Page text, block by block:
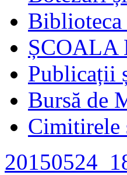
Biblioteca
ȘCOALA
Publicații
Bursă de
Cimitirele